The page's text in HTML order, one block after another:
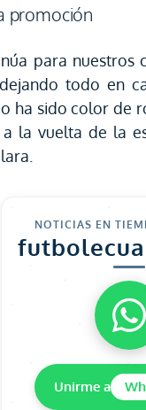
promoción
para nuestros
todo en
ha sido color de
la vuelta de la
NOTICIAS EN
Unirme a